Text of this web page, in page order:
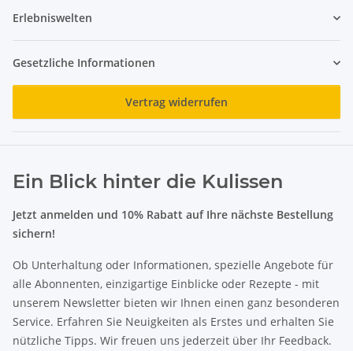
Erlebniswelten
Gesetzliche Informationen
Vertrag widerrufen
Ein Blick hinter die Kulissen
Jetzt anmelden und 10% Rabatt auf Ihre nächste Bestellung
sichern!
Ob Unterhaltung oder Informationen, spezielle Angebote für
alle Abonnenten, einzigartige Einblicke oder Rezepte - mit
unserem Newsletter bieten wir Ihnen einen ganz besonderen
Service. Erfahren Sie Neuigkeiten als Erstes und erhalten Sie
nützliche Tipps. Wir freuen uns jederzeit über Ihr Feedback.